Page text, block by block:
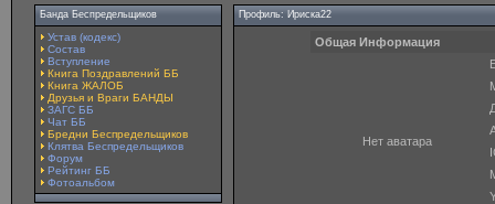
Банда Беспредельщиков
Устав (кодекс)
Состав
Вступление
Книга Поздравлений ББ
Книга ЖАЛОБ
Друзья и Враги БАНДЫ
ЗАГС ББ
Чат ББ
Бредни Беспредельщиков
Клятва Беспредельщиков
Форум
Рейтинг ББ
Фотоальбом
Профиль: Ириска22
Общая Информация
Нет аватара